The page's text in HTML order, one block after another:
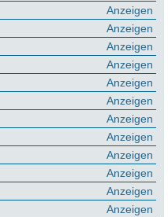
Anzeigen
Anzeigen
Anzeigen
Anzeigen
Anzeigen
Anzeigen
Anzeigen
Anzeigen
Anzeigen
Anzeigen
Anzeigen
Anzeigen